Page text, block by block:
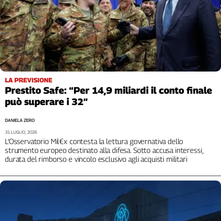
Cerca
Contatti
La
redazione
Social
LA PREVISIONE
Prestito Safe: “Per 14,9 miliardi il conto finale
può superare i 32”
L’Osservatorio Mil€x contesta la lettura governativa dello
strumento europeo destinato alla difesa. Sotto accusa interessi,
durata del rimborso e vincolo esclusivo agli acquisti militari
DANIELA ZERO
31 LUGLIO, 2026